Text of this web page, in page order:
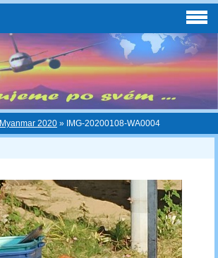
Myanmar 2020 » IMG-20200108-WA0004